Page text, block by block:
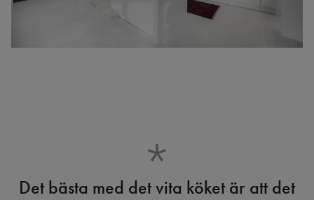
Det bästa med det vita köket är att det